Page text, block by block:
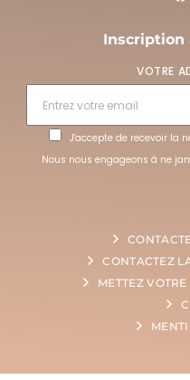
Inscription
VOTRE
J'accepte de recevoir la
Nous nous engageons à ne
CONTACTEZ
METTEZ